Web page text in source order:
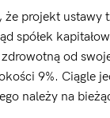
projekt ustawy
spółek
od
9%. Ciągle
należy na